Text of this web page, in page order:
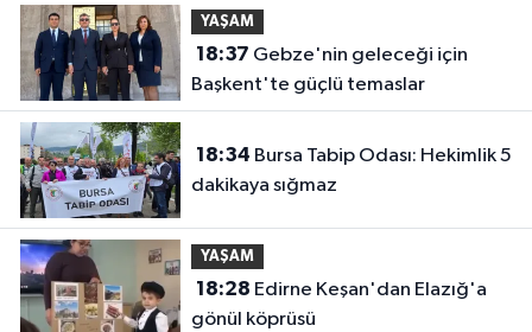
YAŞAM
18:37
Başkent'te güçlü temaslar
18:34
dakikaya sığmaz
YAŞAM
18:28
gönül köprüsü